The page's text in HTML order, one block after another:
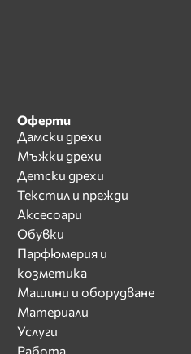
Оферти
Дамски дрехи
Мъжки дрехи
Детски дрехи
Текстил и прежди
Аксесоари
Обувки
Парфюмерия и
козметика
Машини и оборудване
Материали
Услуги
Работа